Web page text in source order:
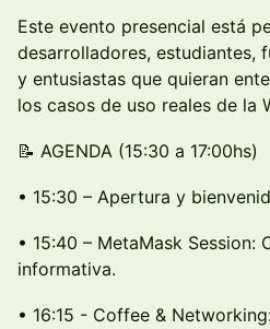
Este evento presencial está
desarrolladores, estudiantes,
y entusiastas que quieran
los casos de uso reales de la
📝 AGENDA (15:30 a 17:00hs)
• 15:30 – Apertura y
• 15:40 – MetaMask Session:
informativa.
• 16:15 - Coffee &